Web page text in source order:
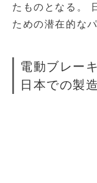
たものとなる。
ための潜在的な
電動ブレー
日本での製